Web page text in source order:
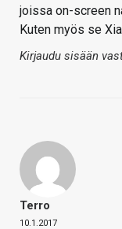
joissa on-screen
Kuten myös se
Kirjaudu sisään
Terro
10.1.2017